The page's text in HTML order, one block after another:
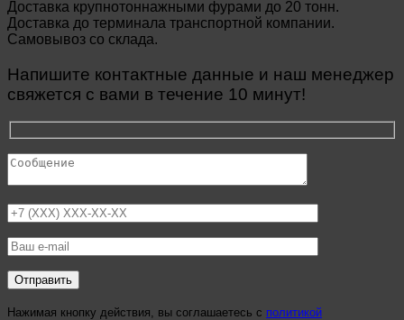
Доставка крупнотоннажными фурами до 20 тонн.
Доставка до терминала транспортной компании.
Самовывоз со склада.
Напишите контактные данные и наш менеджер
свяжется с вами в течение 10 минут!
Нажимая кнопку действия, вы соглашаетесь с политикой